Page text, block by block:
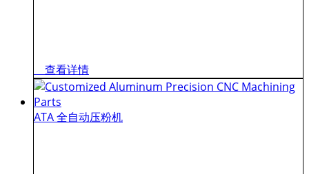
查看详情
ATA 全自动压粉机